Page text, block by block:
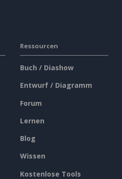
Ressourcen
Buch / Diashow
Entwurf / Diagramm
Forum
Lernen
Blog
Wissen
Kostenlose Tools